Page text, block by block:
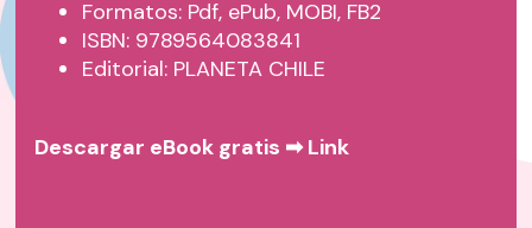
Formatos: Pdf, ePub, MOBI, FB2
ISBN: 9789564083841
Editorial: PLANETA CHILE
Descargar eBook gratis ➡Link